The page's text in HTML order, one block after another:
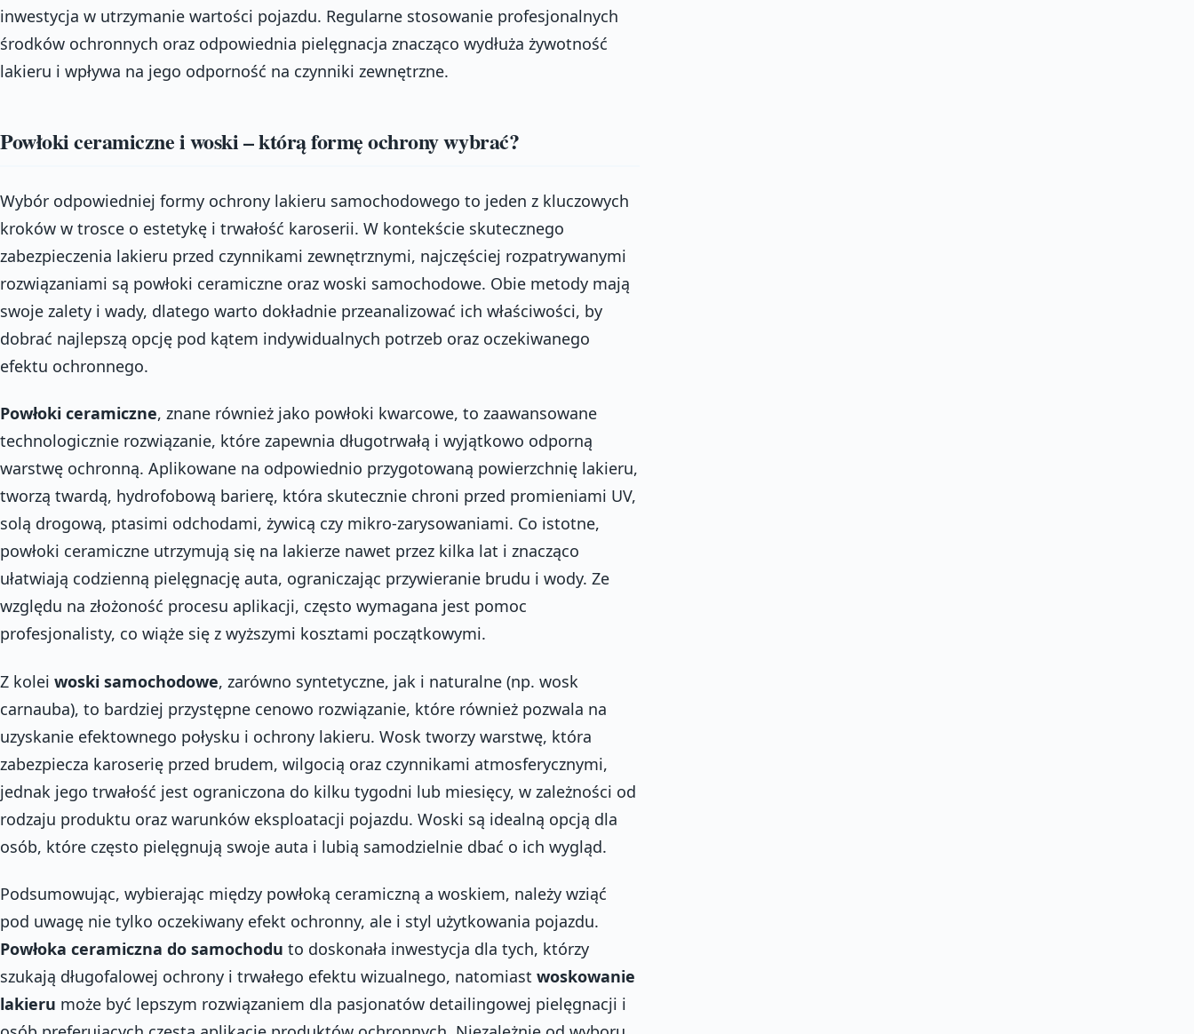
inwestycja w utrzymanie wartości pojazdu. Regularne stosowanie profesjonalnych
środków ochronnych oraz odpowiednia pielęgnacja znacząco wydłuża żywotność
lakieru i wpływa na jego odporność na czynniki zewnętrzne.
Powłoki ceramiczne i woski – którą formę ochrony wybrać?
Wybór odpowiedniej formy ochrony lakieru samochodowego to jeden z kluczowych
kroków w trosce o estetykę i trwałość karoserii. W kontekście skutecznego
zabezpieczenia lakieru przed czynnikami zewnętrznymi, najczęściej rozpatrywanymi
rozwiązaniami są powłoki ceramiczne oraz woski samochodowe. Obie metody mają
swoje zalety i wady, dlatego warto dokładnie przeanalizować ich właściwości, by
dobrać najlepszą opcję pod kątem indywidualnych potrzeb oraz oczekiwanego
efektu ochronnego.
Powłoki ceramiczne, znane również jako powłoki kwarcowe, to zaawansowane
technologicznie rozwiązanie, które zapewnia długotrwałą i wyjątkowo odporną
warstwę ochronną. Aplikowane na odpowiednio przygotowaną powierzchnię lakieru,
tworzą twardą, hydrofobową barierę, która skutecznie chroni przed promieniami UV,
solą drogową, ptasimi odchodami, żywicą czy mikro-zarysowaniami. Co istotne,
powłoki ceramiczne utrzymują się na lakierze nawet przez kilka lat i znacząco
ułatwiają codzienną pielęgnację auta, ograniczając przywieranie brudu i wody. Ze
względu na złożoność procesu aplikacji, często wymagana jest pomoc
profesjonalisty, co wiąże się z wyższymi kosztami początkowymi.
Z kolei woski samochodowe, zarówno syntetyczne, jak i naturalne (np. wosk
carnauba), to bardziej przystępne cenowo rozwiązanie, które również pozwala na
uzyskanie efektownego połysku i ochrony lakieru. Wosk tworzy warstwę, która
zabezpiecza karoserię przed brudem, wilgocią oraz czynnikami atmosferycznymi,
jednak jego trwałość jest ograniczona do kilku tygodni lub miesięcy, w zależności od
rodzaju produktu oraz warunków eksploatacji pojazdu. Woski są idealną opcją dla
osób, które często pielęgnują swoje auta i lubią samodzielnie dbać o ich wygląd.
Podsumowując, wybierając między powłoką ceramiczną a woskiem, należy wziąć
pod uwagę nie tylko oczekiwany efekt ochronny, ale i styl użytkowania pojazdu.
Powłoka ceramiczna do samochodu to doskonała inwestycja dla tych, którzy
szukają długofalowej ochrony i trwałego efektu wizualnego, natomiast woskowanie
lakieru może być lepszym rozwiązaniem dla pasjonatów detailingowej pielęgnacji i